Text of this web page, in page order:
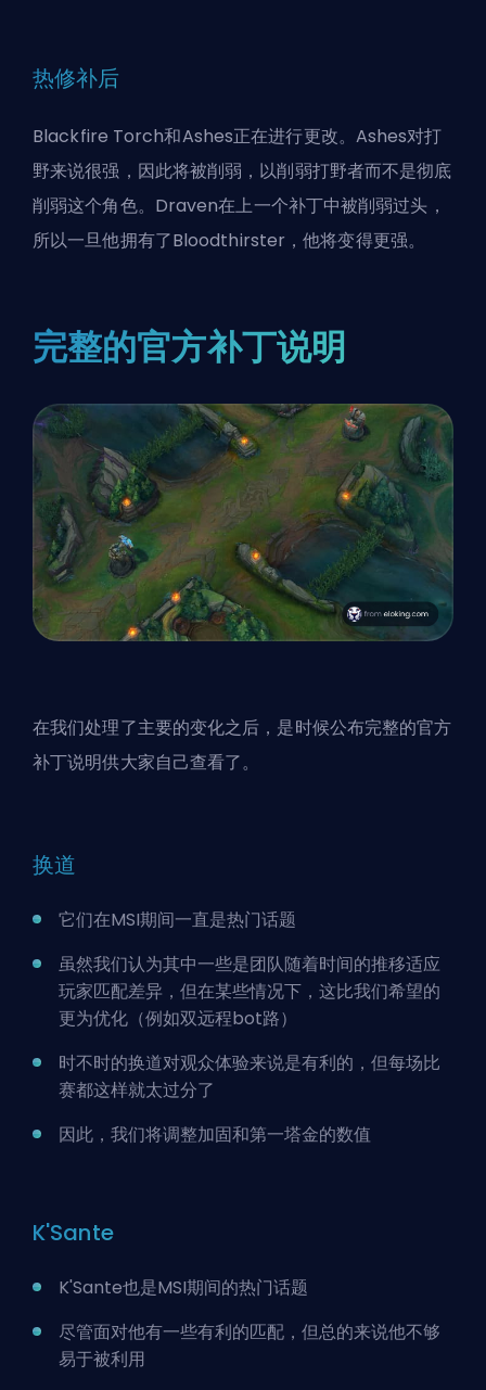
热修补后
Blackfire Torch和Ashes正在进行更改。Ashes对打
野来说很强，因此将被削弱，以削弱打野者而不是彻底
削弱这个角色。Draven在上一个补丁中被削弱过头，
所以一旦他拥有了Bloodthirster，他将变得更强。
完整的官方补丁说明
在我们处理了主要的变化之后，是时候公布完整的官方
补丁说明供大家自己查看了。
换道
它们在MSI期间一直是热门话题
虽然我们认为其中一些是团队随着时间的推移适应
玩家匹配差异，但在某些情况下，这比我们希望的
更为优化（例如双远程bot路）
时不时的换道对观众体验来说是有利的，但每场比
赛都这样就太过分了
因此，我们将调整加固和第一塔金的数值
K'Sante
K'Sante也是MSI期间的热门话题
尽管面对他有一些有利的匹配，但总的来说他不够
易于被利用